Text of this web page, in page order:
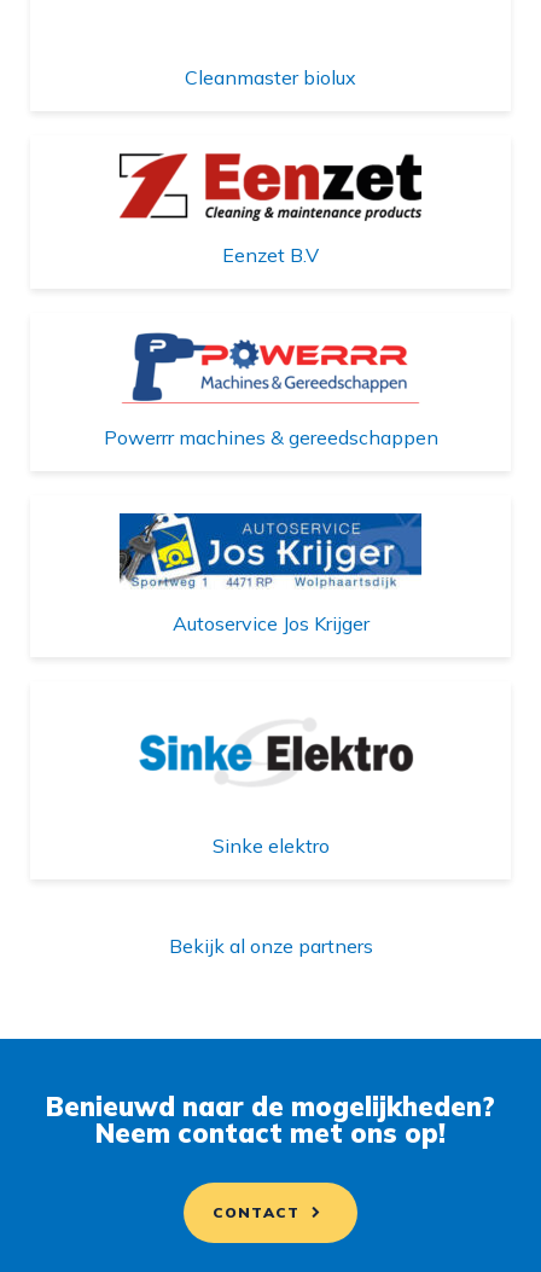
Cleanmaster biolux
Eenzet B.V
Powerrr machines & gereedschappen
Autoservice Jos Krijger
Sinke elektro
Bekijk al onze partners
Benieuwd naar de mogelijkheden?
Neem contact met ons op!
CONTACT